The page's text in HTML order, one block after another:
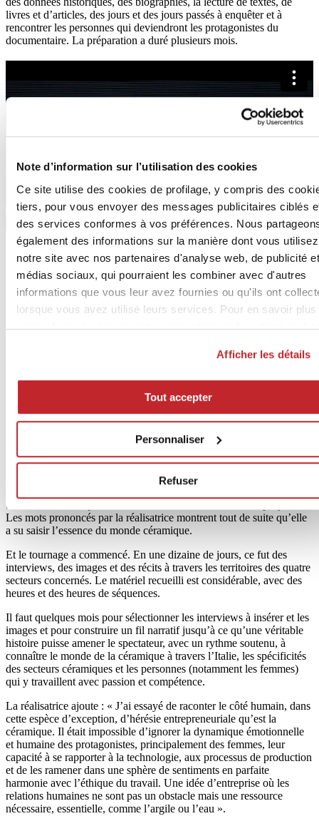
Note d’information sur l’utilisation des cookies
Ce site utilise des cookies de profilage, y compris des
tiers, pour vous envoyer des messages publicitaires ciblés
des services conformes à vos préférences. Nous
également des informations sur la manière dont vous utilisez
notre site avec nos partenaires d'analyse web, de publicité
médias sociaux, qui pourraient les combiner avec d'autres
informations que vous leur avez fournies ou qu'ils ont
lorsque vous avez utilisé leurs services. Pour en savoir plus
pour refuser de donner votre consentement à certains ou à
cliquez sur « Tout accepter ». Si vous ne voulez pas de
de profilage, cliquez sur « Refuser ».
Afficher les détails
Tout accepter
Personnaliser
Refuser
livres et d’articles, des jours et des jours passés à enquêter et à
rencontrer les personnes qui deviendront les protagonistes du
documentaire. La préparation a duré plusieurs mois.
Le projet de documentaire est né dans le cadre d’un projet plus vaste
consacré à la durabilité de l’industrie céramique italienne et devait
concerner quatre secteurs : les carreaux, les briques, les sanitaires et
la vaisselle. Plus facile à dire qu’à faire. La réalisatrice a donc
proposé une ligne narrative qui conduirait le spectateur à connaître
ces spécialités via des interviews, principalement de femmes, et en
traversant quatre territoires de production.
Esmeralda Calabria déclare : « Il y a une histoire qui, depuis plus
l’histoire de la céramique. Le film est un voyage visuel et sonore à
travers certains épicentres de cette histoire racontée du point de vue
des femmes. Ce sont les femmes entrepreneurs, ouvrières, artistes et
designers qui nous accompagnent dans la création d’un portrait
itinérant qui mêle les lieux de l’industrie aux merveilleux paysages
italiens, découvrant que dans la marche rythmée des machines de
plus en plus sophistiquées, des scanners à haute résolution et des
traditionnelles, et que l’œil humain reste un élément irremplaçable ».
Les mots prononcés par la réalisatrice montrent tout de suite qu’elle
a su saisir l’essence du monde céramique.
Et le tournage a commencé. En une dizaine de jours, ce fut des
interviews, des images et des récits à travers les territoires des quatre
secteurs concernés. Le matériel recueilli est considérable, avec des
heures et des heures de séquences.
Il faut quelques mois pour sélectionner les interviews à insérer et les
images et pour construire un fil narratif jusqu’à ce qu’une véritable
histoire puisse amener le spectateur, avec un rythme soutenu, à
connaître le monde de la céramique à travers l’Italie, les spécificités
des secteurs céramiques et les personnes (notamment les femmes)
qui y travaillent avec passion et compétence.
La réalisatrice ajoute : « J’ai essayé de raconter le côté humain, dans
cette espèce d’exception, d’hérésie entrepreneuriale qu’est la
céramique. Il était impossible d’ignorer la dynamique émotionnelle
et humaine des protagonistes, principalement des femmes, leur
capacité à se rapporter à la technologie, aux processus de production
et de les ramener dans une sphère de sentiments en parfaite
harmonie avec l’éthique du travail. Une idée d’entreprise où les
relations humaines ne sont pas un obstacle mais une ressource
nécessaire, essentielle, comme l’argile ou l’eau ».